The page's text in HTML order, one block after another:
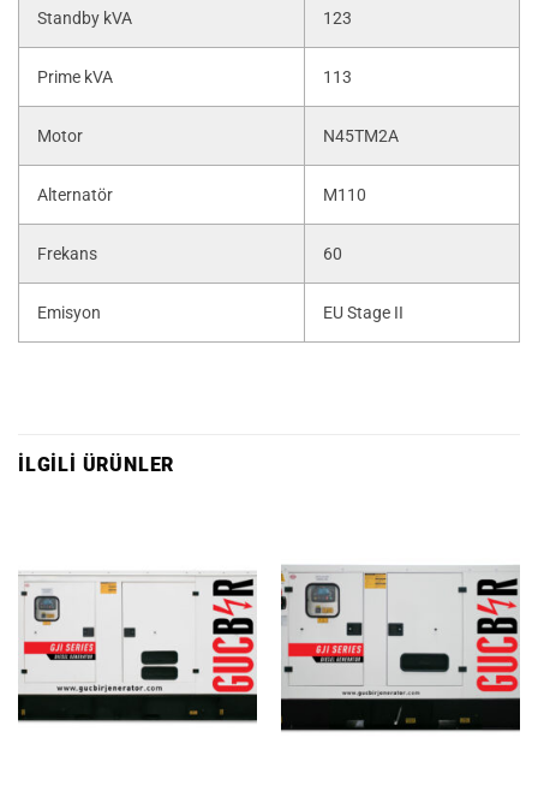
Standby kVA 123
Prime kVA 113
Motor N45TM2A
Alternatör M110
Frekans 60
Emisyon EU Stage II
İLGILI ÜRÜNLER